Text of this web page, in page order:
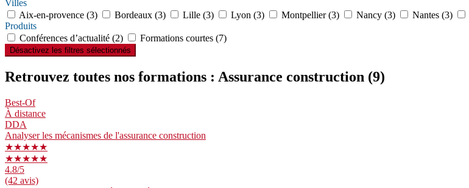
Villes
Aix-en-provence (3)
Bordeaux (3) Lille (3) Lyon (3) Montpellier (3) Nancy (3) Nantes (3)
Produits
Conférences d’actualité (2)
Formations courtes (7)
Désactivez les filtres sélectionnés
Retrouvez toutes nos formations : Assurance construction (9)
Best-Of
À distance
DDA
Analyser les mécanismes de l'assurance construction
★★★★★
★★★★★
4.8/5
(42 avis)